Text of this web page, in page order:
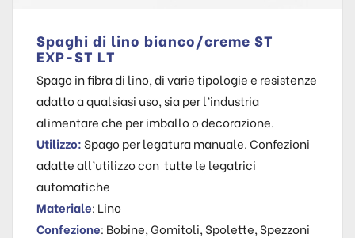
Spaghi di lino bianco/creme ST
EXP-ST LT
Spago in fibra di lino, di varie tipologie e resistenze
adatto a qualsiasi uso, sia per l’industria
alimentare che per imballo o decorazione.
Utilizzo: Spago per legatura manuale. Confezioni
adatte all’utilizzo con tutte le legatrici
automatiche
Materiale: Lino
Confezione: Bobine, Gomitoli, Spolette, Spezzoni